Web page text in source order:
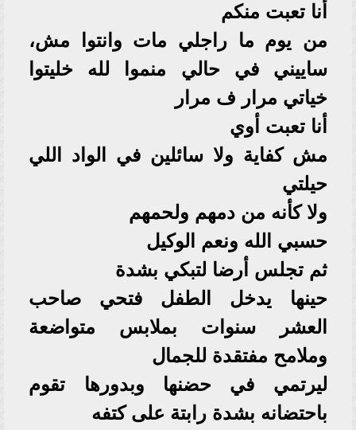
أنا تعبت منكم
من يوم ما راجلي مات وانتوا مش،
ساييني في حالي منموا لله خليتوا
خياتي مرار ف مرار
أنا تعبت أوي
مش كفاية ولا سائلين في الواد اللي
حيلتي
ولا كأنه من دمهم ولحمهم
حسبي الله ونعم الوكيل
ثم تجلس أرضا لتبكي بشدة
حينها يدخل الطفل فتحي صاحب
العشر سنوات بملابس متواضعة
وملامح مفتقدة للجمال
ليرتمي في حضنها وبدورها تقوم
باحتضانه بشدة رابتة على كتفه